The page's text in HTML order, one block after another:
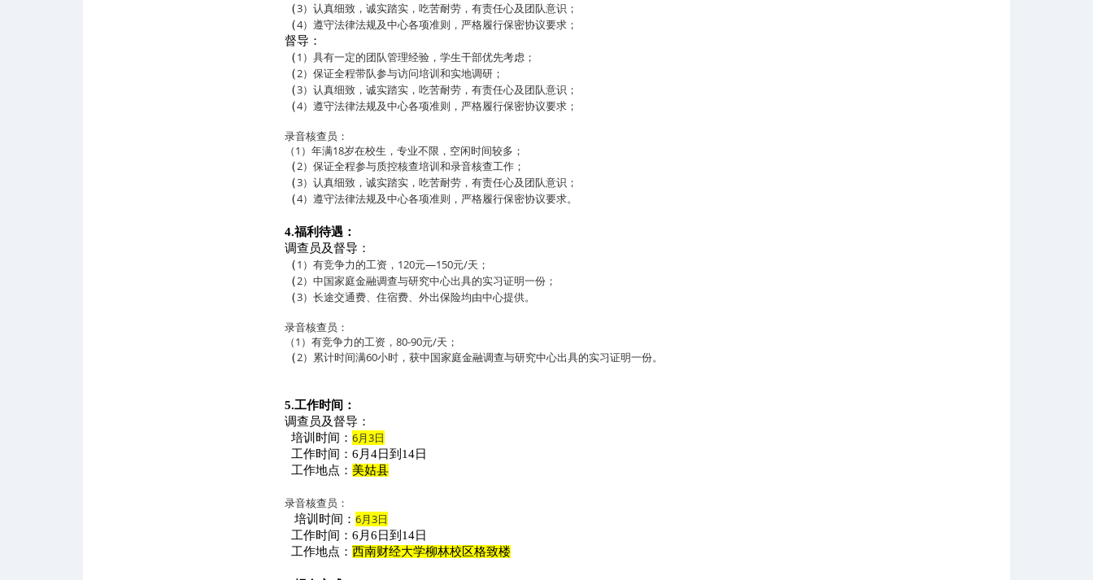
（3）认真细致，诚实踏实，吃苦耐劳，有责任心及团队意识；
（4）遵守法律法规及中心各项准则，严格履行保密协议要求；
督导：
（1 ）具有一定的团队管理经验，学生干部优先考虑；
（2）保证全程带队参与访问培训和实地调研；
（3）认真细致，诚实踏实，吃苦耐劳，有责任心及团队意识；
（4）遵守法律法规及中心各项准则，严格履行保密协议要求；
录音核查员：
（1）年满18岁在校生，专业不限，空闲时间较多；
（2）保证全程参与质控核查培训和录音核查工作；
（3）认真细致，诚实踏实，吃苦耐劳，有责任心及团队意识；
（4）遵守法律法规及中心各项准则，严格履行保密协议要求。
4.福利待遇：
调查员及督导：
（1 ）有竞争力的工资， 120元—150元/天；
（2）中国家庭金融调查与研究中心出具的实习证明一份；
（3）长途交通费、住宿费、外出保险均由中心提供。
录音核查员：
（1）有竞争力的工资，80-90元/天；
（2）累计时间满60小时，获中国家庭金融调查与研究中心出具的实习证明一份。
5.工作时间：
调查员及督导：
培训时间： 6月3日
工作时间：6月4日到14日
工作地点： 美姑县
录音核查员：
培训时间： 6月3日
工作时间：6月6日到14日
工作地点： 西南财经大学柳林校区格致楼